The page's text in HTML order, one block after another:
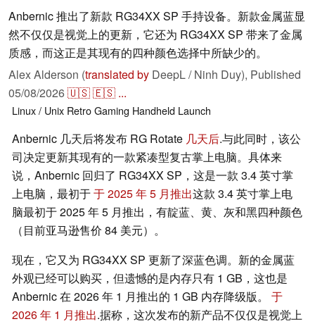
Anbernic 推出了新款 RG34XX SP 手持设备。新款金属蓝显
然不仅仅是视觉上的更新，它还为 RG34XX SP 带来了金属
质感，而这正是其现有的四种颜色选择中所缺少的。
Alex Alderson (translated by DeepL / Ninh Duy), Published
05/08/2026🇺🇸🇪🇸 ...
Linux / Unix RetroGaming Handheld Launch
Anbernic 几天后将发布 RG Rotate 几天后.与此同时，该公
司决定更新其现有的一款紧凑型复古掌上电脑。具体来
说，Anbernic 回归了 RG34XX SP，这是一款 3.4 英寸掌
上电脑，最初于于 2025 年 5 月推出这款 3.4 英寸掌上电
脑最初于 2025 年 5 月推出，有靛蓝、黄、灰和黑四种颜色
（目前亚马逊售价 84 美元）。
现在，它又为 RG34XX SP 更新了深蓝色调。新的金属蓝
外观已经可以购买，但遗憾的是内存只有 1 GB，这也是
Anbernic 在 2026 年 1 月推出的 1 GB 内存降级版。 于
2026 年 1 月推出.据称，这次发布的新产品不仅仅是视觉上